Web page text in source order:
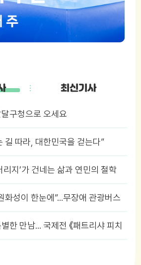
최신기사
구청으로 오세요
길 따라, 대한민국을 걷는다”
리지’가 건네는 삶과 연민의 철학
화성이 한눈에”…무장애 관광버스
한 만남… 국제전 《패트리샤 피치